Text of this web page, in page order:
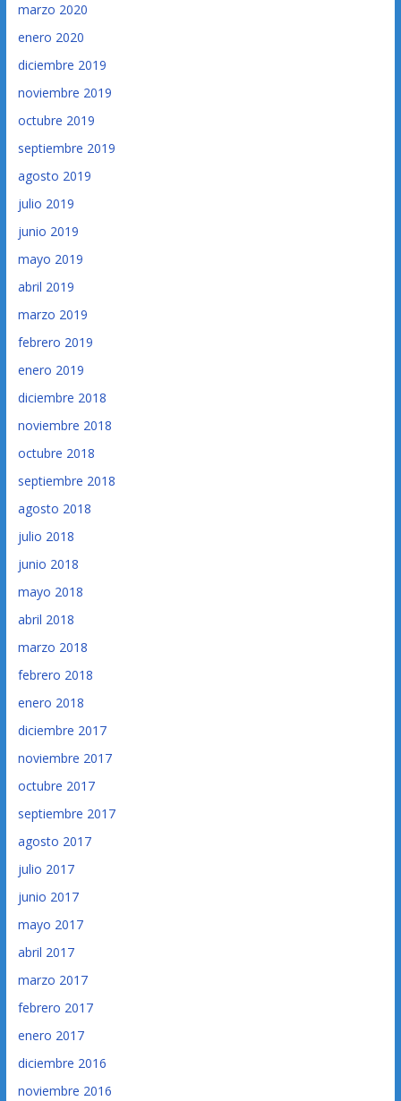
marzo 2020
enero 2020
diciembre 2019
noviembre 2019
octubre 2019
septiembre 2019
agosto 2019
julio 2019
junio 2019
mayo 2019
abril 2019
marzo 2019
febrero 2019
enero 2019
diciembre 2018
noviembre 2018
octubre 2018
septiembre 2018
agosto 2018
julio 2018
junio 2018
mayo 2018
abril 2018
marzo 2018
febrero 2018
enero 2018
diciembre 2017
noviembre 2017
octubre 2017
septiembre 2017
agosto 2017
julio 2017
junio 2017
mayo 2017
abril 2017
marzo 2017
febrero 2017
enero 2017
diciembre 2016
noviembre 2016